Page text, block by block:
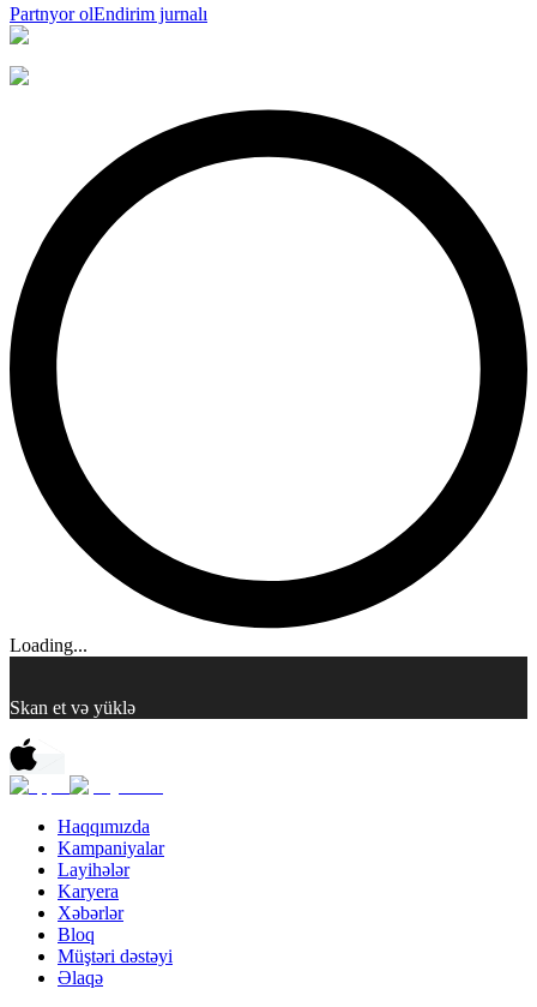
Partnyor olEndirim jurnalı
Loading...
Skan et və yüklə
Haqqımızda
Kampaniyalar
Layihələr
Karyera
Xəbərlər
Bloq
Müştəri dəstəyi
Əlaqə